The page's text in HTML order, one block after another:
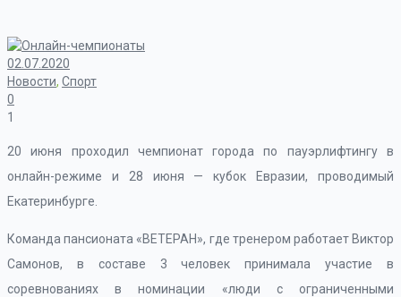
02.07.2020
Новости, Спорт
0
1
20 июня проходил чемпионат города по пауэрлифтингу в
онлайн-режиме и 28 июня — кубок Евразии, проводимый
Екатеринбурге.
Команда пансионата «ВЕТЕРАН», где тренером работает Виктор
Самонов, в составе 3 человек принимала участие в
соревнованиях в номинации «люди с ограниченными